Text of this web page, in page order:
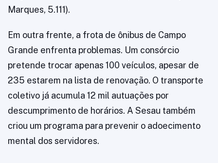
Marques, 5.111).
Em outra frente, a frota de ônibus de Campo
Grande enfrenta problemas. Um consórcio
pretende trocar apenas 100 veículos, apesar de
235 estarem na lista de renovação. O transporte
coletivo já acumula 12 mil autuações por
descumprimento de horários. A Sesau também
criou um programa para prevenir o adoecimento
mental dos servidores.